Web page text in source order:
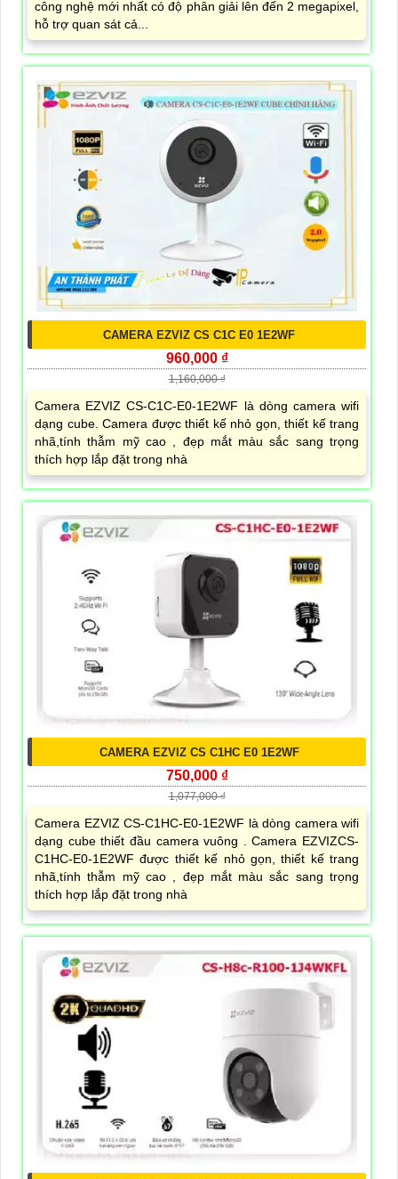
công nghệ mới nhất có độ phân giải lên đến 2 megapixel,
hỗ trợ quan sát cả...
CAMERA EZVIZ CS C1C E0 1E2WF
960,000 ₫
1,160,000 ₫
Camera EZVIZ CS-C1C-E0-1E2WF là dòng camera wifi
dạng cube. Camera được thiết kế nhỏ gọn, thiết kế trang
nhã,tính thẫm mỹ cao , đẹp mắt màu sắc sang trọng
thích hợp lắp đặt trong nhà
CAMERA EZVIZ CS C1HC E0 1E2WF
750,000 ₫
1,077,000 ₫
Camera EZVIZ CS-C1HC-E0-1E2WF là dòng camera wifi
dạng cube thiết đầu camera vuông . Camera EZVIZCS-
C1HC-E0-1E2WF được thiết kế nhỏ gọn, thiết kế trang
nhã,tính thẫm mỹ cao , đẹp mắt màu sắc sang trọng
thích hợp lắp đặt trong nhà